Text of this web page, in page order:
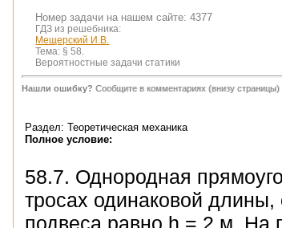
Номер задачи на нашем сайте: 4377
ГДЗ из решебника:
Мещерский И.В.
Тема: § 58.
Вероятностные задачи статики
Нашли ошибку? Сообщите в комментариях (внизу страницы)
Раздел: Теоретическая механика
Полное условие:
58.7. Однородная
тросах одинаковой